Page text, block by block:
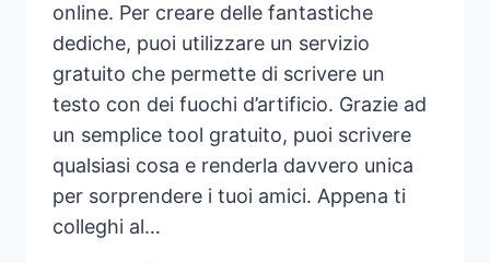
online. Per creare delle fantastiche
dediche, puoi utilizzare un servizio
gratuito che permette di scrivere un
testo con dei fuochi d’artificio. Grazie ad
un semplice tool gratuito, puoi scrivere
qualsiasi cosa e renderla davvero unica
per sorprendere i tuoi amici. Appena ti
colleghi al…